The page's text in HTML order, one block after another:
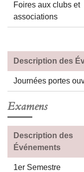
Foires aux clubs et
associations
Description des
Journées portes
Examens
Description des
Événements
1er Semestre